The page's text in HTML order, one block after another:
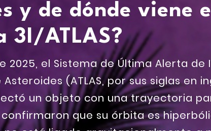
y de dónde viene
3I/ATLAS?
2025, el Sistema de Última Alerta de
(ATLAS, por sus siglas en
un objeto con una trayectoria
que su órbita es